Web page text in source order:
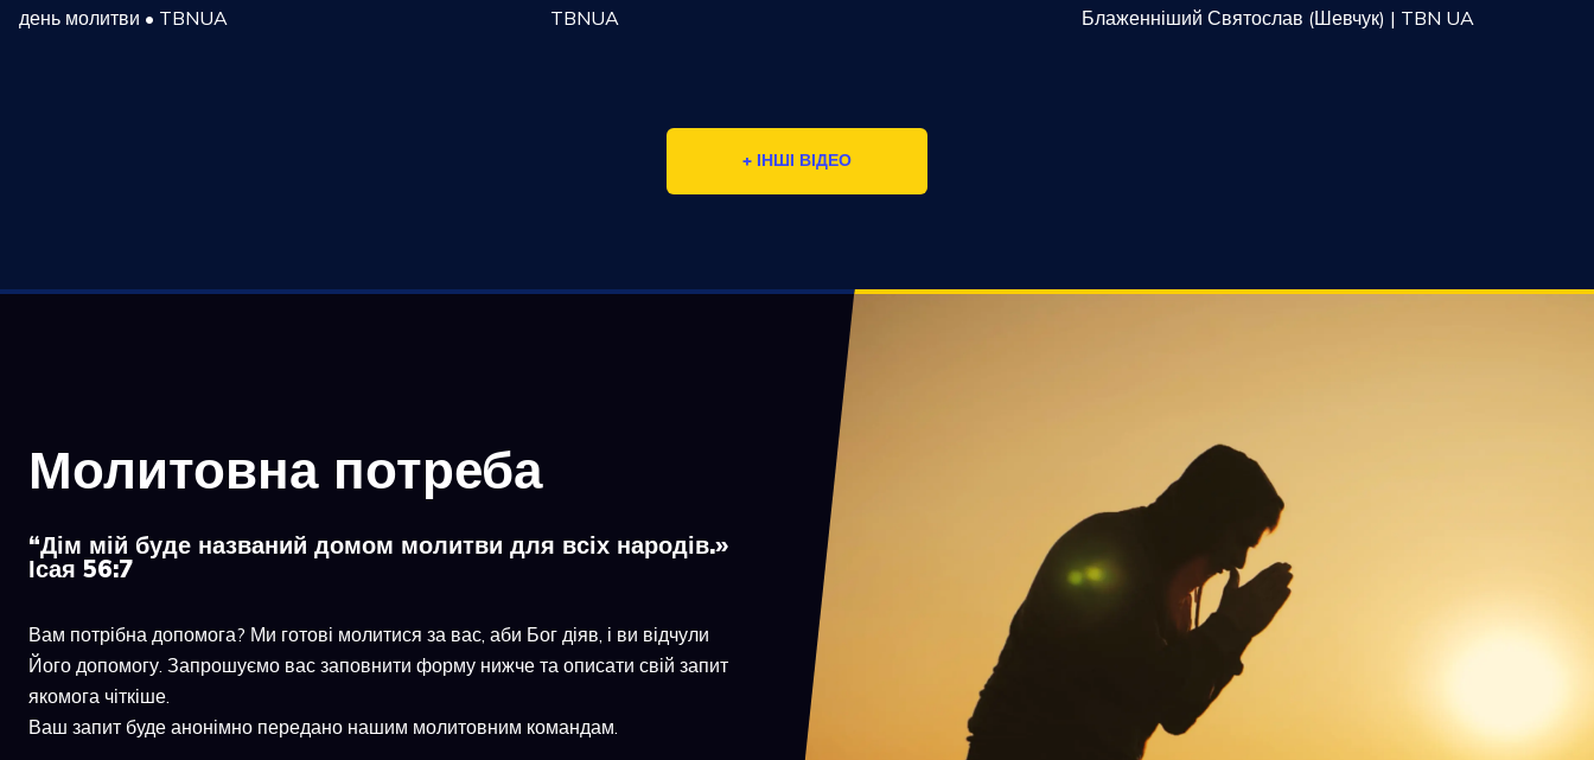
день молитви • TBNUA
TBNUA
Блаженніший Святослав (Шевчук) | TBN UA
+ ІНШІ ВІДЕО
Молитовна потреба
“Дім мій буде названий домом молитви для всіх народів.»
Ісая 56:7
Вам потрібна допомога? Ми готові молитися за вас, аби Бог діяв, і ви відчули
Його допомогу. Запрошуємо вас заповнити форму нижче та описати свій запит
якомога чіткіше.
Ваш запит буде анонімно передано нашим молитовним командам.